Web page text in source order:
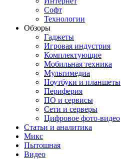
Софт
Технологии
Обзоры
Гаджеты
Игровая индустрия
Комплектующие
Мобильная техника
Мультимедиа
Ноутбуки и планшеты
Периферия
ПО и сервисы
Сети и серверы
Цифровое фото-видео
Статьи и аналитика
Микс
Пытошная
Видео